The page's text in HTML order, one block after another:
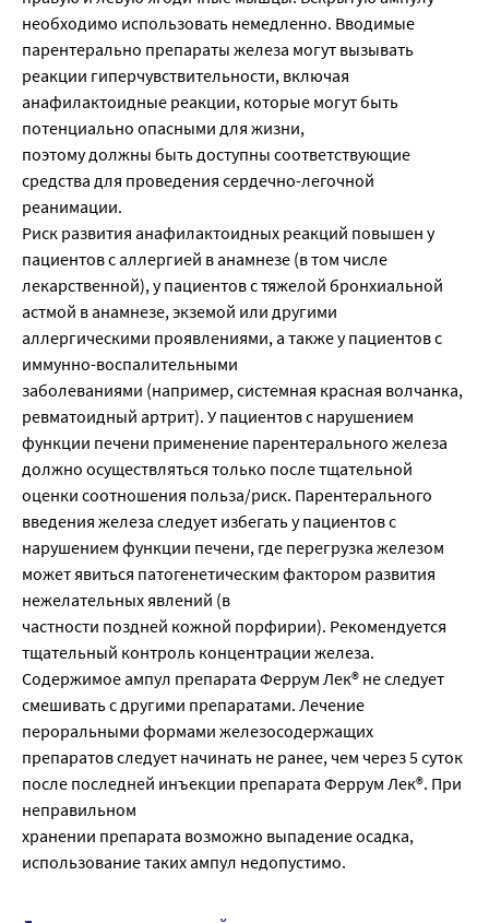
необходимо использовать немедленно. Вводимые
парентерально препараты железа могут вызывать
реакции гиперчувствительности, включая
анафилактоидные реакции, которые могут быть
потенциально опасными для жизни,
поэтому должны быть доступны соответствующие
средства для проведения сердечно-легочной
реанимации.
Риск развития анафилактоидных реакций повышен у
пациентов с аллергией в анамнезе (в том числе
лекарственной), у пациентов с тяжелой бронхиальной
астмой в анамнезе, экземой или другими
аллергическими проявлениями, а также у пациентов с
иммунно-воспалительными
заболеваниями (например, системная красная волчанка,
ревматоидный артрит). У пациентов с нарушением
функции печени применение парентерального железа
должно осуществляться только после тщательной
оценки соотношения польза/риск. Парентерального
введения железа следует избегать у пациентов с
нарушением функции печени, где перегрузка железом
может явиться патогенетическим фактором развития
нежелательных явлений (в
частности поздней кожной порфирии). Рекомендуется
тщательный контроль концентрации железа.
Содержимое ампул препарата Феррум Лек® не следует
смешивать с другими препаратами. Лечение
пероральными формами железосодержащих
препаратов следует начинать не ранее, чем через 5 суток
после последней инъекции препарата Феррум Лек®. При
неправильном
хранении препарата возможно выпадение осадка,
использование таких ампул недопустимо.